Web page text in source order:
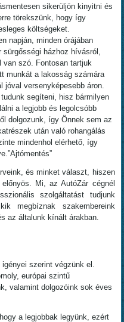
sikerüljön kinyitni és
törekszünk, hogy így
költségeket.
napján, minden órájában
házhoz hívásról,
van szó. Fontosan tartjuk
munkát a lakosság számára
jóval versenyképesebb áron.
segíteni, hisz bármilyen
a legjobb és legolcsóbb
dolgozunk, így Önnek sem az
után való rohangálás
mindenhol elérhető, így
és minket választ, hiszen
Mi, az AutóZár cégnél
szolgáltatást tudjunk
megbíznak szakembereink
az általunk kínált árakban.
szerint végzünk el.
európai szintű
valamint dolgozóink sok éves
a legjobbak legyünk, ezért